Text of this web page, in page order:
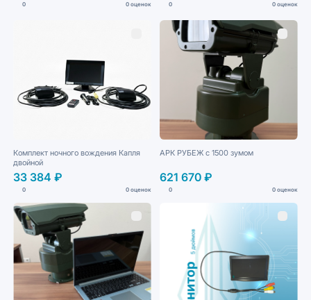
0 0 оценок 0 0 оценок
Комплект ночного вождения Капля
двойной
33 384 ₽
0 0 оценок
АРК РУБЕЖ с 1500 зумом
621 670 ₽
0 0 оценок